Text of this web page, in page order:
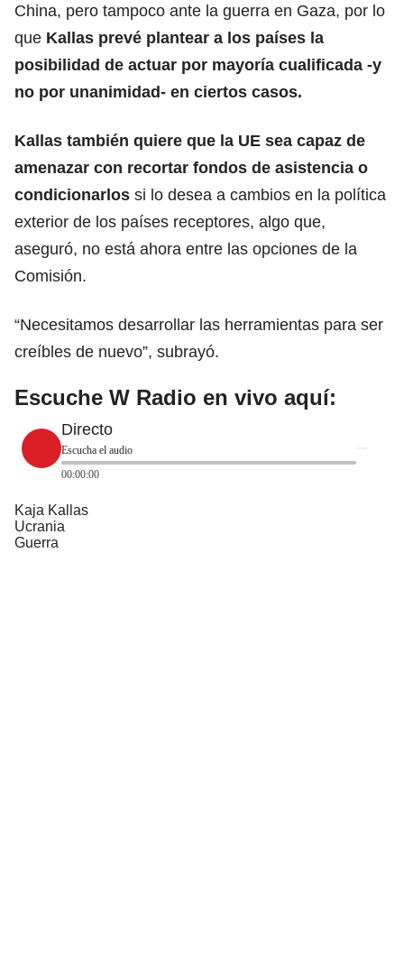
China, pero tampoco ante la guerra en Gaza, por lo
que Kallas prevé plantear a los países la
posibilidad de actuar por mayoría cualificada -y
no por unanimidad- en ciertos casos.
Kallas también quiere que la UE sea capaz de
amenazar con recortar fondos de asistencia o
condicionarlos si lo desea a cambios en la política
exterior de los países receptores, algo que,
aseguró, no está ahora entre las opciones de la
Comisión.
“Necesitamos desarrollar las herramientas para ser
creíbles de nuevo”, subrayó.
Escuche W Radio en vivo aquí:
Directo
Escucha el audio
00:00:00
Kaja Kallas
Ucrania
Guerra